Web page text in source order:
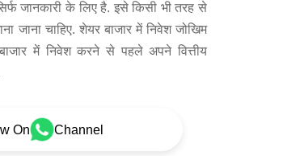
जानकारी के लिए है. इसे किसी भी तरह से
जाना चाहिए. शेयर बाजार में निवेश जोखिम
में निवेश करने से पहले अपने वित्तीय
On Channel